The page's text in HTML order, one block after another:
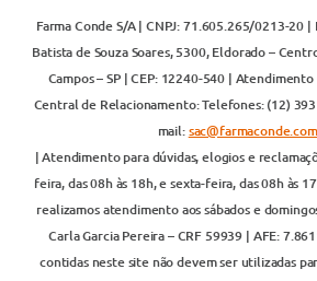
Farma Conde S/A | CNPJ: 71.605.265/0213-20
Batista de Souza Soares, 5300, Eldorado –
Campos – SP | CEP: 12240-540 |
Central de Relacionamento: Telefones: (12)
mail:
| Atendimento para dúvidas, elogios e
feira, das 08h às 18h, e sexta-feira, das 08h às
realizamos atendimento aos sábados e
Carla Garcia Pereira – CRF 59939 | AFE:
contidas neste site não devem ser utilizadas